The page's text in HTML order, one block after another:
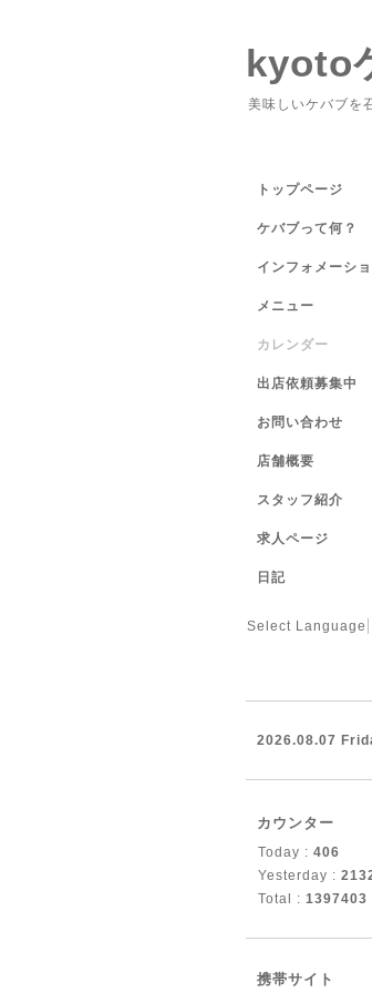
kyoto
美味しいケバブを
トップページ
ケバブって何？
インフォメーシ
メニュー
カレンダー
出店依頼募集中
お問い合わせ
店舗概要
スタッフ紹介
求人ページ
日記
Select Language
2026.08.07
カウンター
Today : 406
Yesterday :
Total : 1397403
携帯サイト